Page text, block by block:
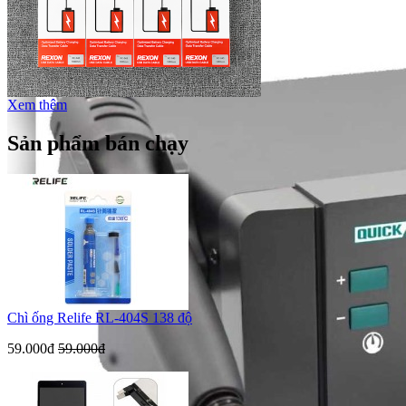
Xem thêm
Sản phẩm bán chạy
Chì ống Relife RL-404S 138 độ
59.000đ 59.000đ